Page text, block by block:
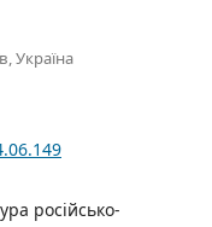
Україна
російсько-